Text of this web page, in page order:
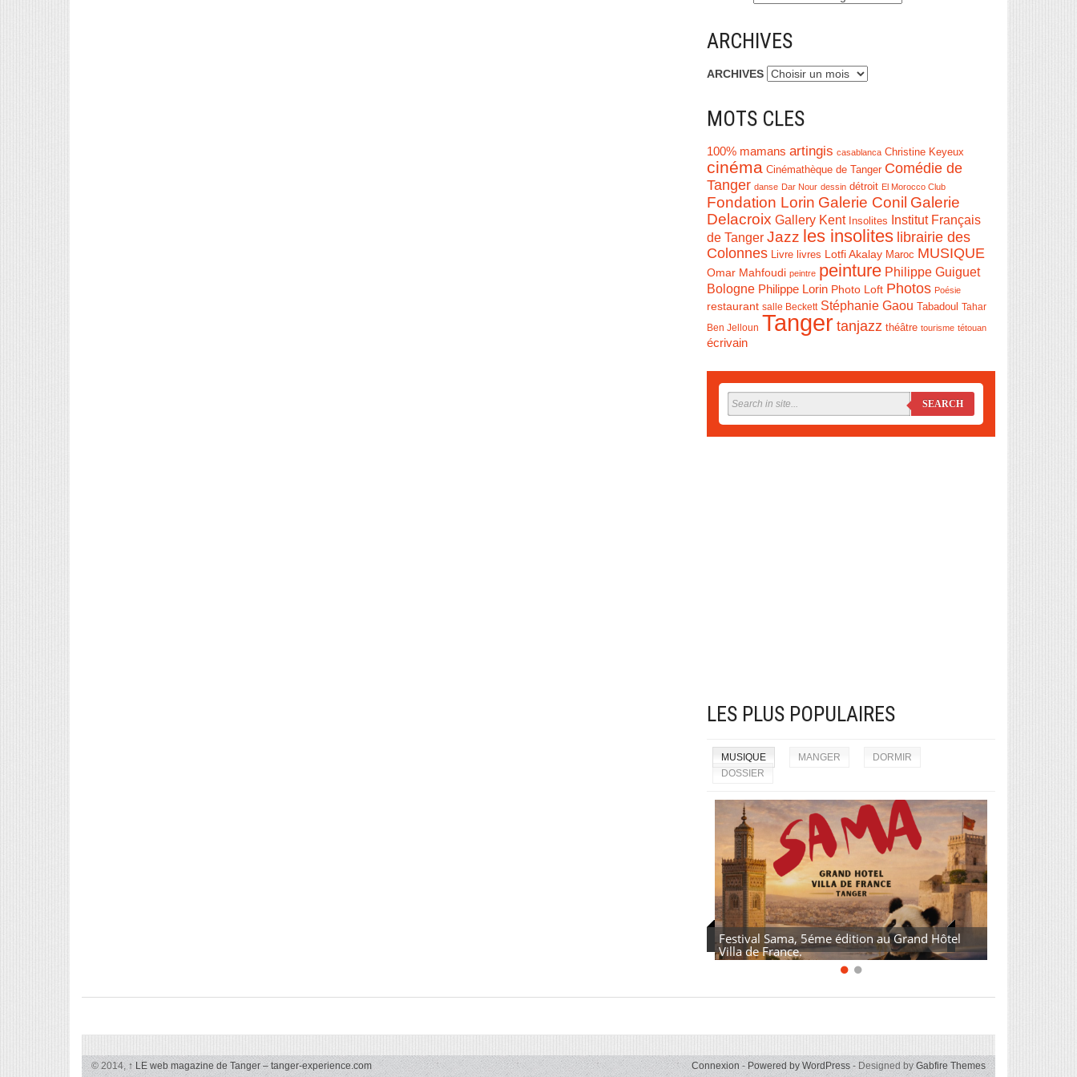
ARCHIVES
ARCHIVES
MOTS CLES
100% mamans artingis casablanca Christine Keyeux
cinéma Cinémathèque de Tanger Comédie de
Tanger danse Dar Nour dessin détroit El Morocco Club
Fondation Lorin Galerie Conil Galerie
Delacroix Gallery Kent Insolites
Institut Français
de Tanger Jazz les insolites librairie des
Colonnes Livre livres Lotfi Akalay Maroc MUSIQUE
Omar Mahfoudi peintre peinture Philippe Guiguet
Bologne Philippe Lorin Photo Loft Photos Poésie
restaurant salle Beckett Stéphanie Gaou Tabadoul Tahar
Ben Jelloun Tanger tanjazz théâtre tourisme tétouan
écrivain
SEARCH
LES PLUS POPULAIRES
MUSIQUE MANGER
DORMIR
DOSSIER
Festival Sama, 5éme édition au Grand Hôtel
Villa de France.
© 2014,↑ LE web magazine de Tanger – tanger-experience.com Connexion- Powered by WordPress- Designed byGabfire Themes